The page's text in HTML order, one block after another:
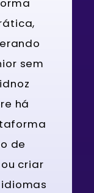
sem
há
de
criar